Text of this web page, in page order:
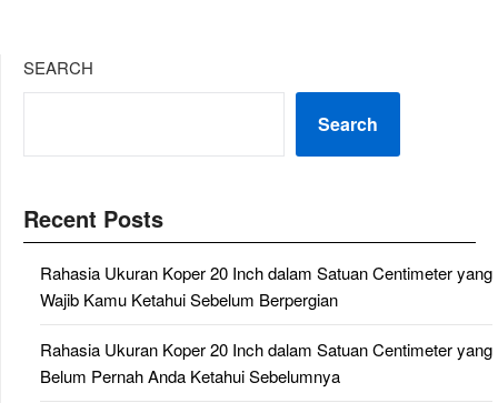
SEARCH
Search
Recent Posts
Rahasia Ukuran Koper 20 Inch dalam Satuan Centimeter yang
Wajib Kamu Ketahui Sebelum Berpergian
Rahasia Ukuran Koper 20 Inch dalam Satuan Centimeter yang
Belum Pernah Anda Ketahui Sebelumnya